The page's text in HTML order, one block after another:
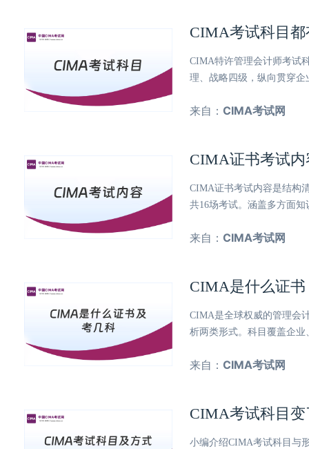
CIMA考试科目
CIMA特许管理会计师考试
理、战略四级，纵向贯穿
来自： CIMA考试网
CIMA证书考试
CIMA证书考试内容是结构
共16场考试。涵盖多方面
来自： CIMA考试网
CIMA是什么证
CIMA是全球权威的管理会
析两类形式。科目覆盖企
来自： CIMA考试网
CIMA考试科目
小编介绍CIMA考试科目与